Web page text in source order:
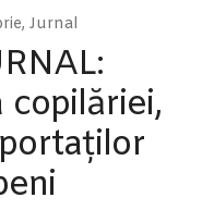
, Jurnal
copilăriei,